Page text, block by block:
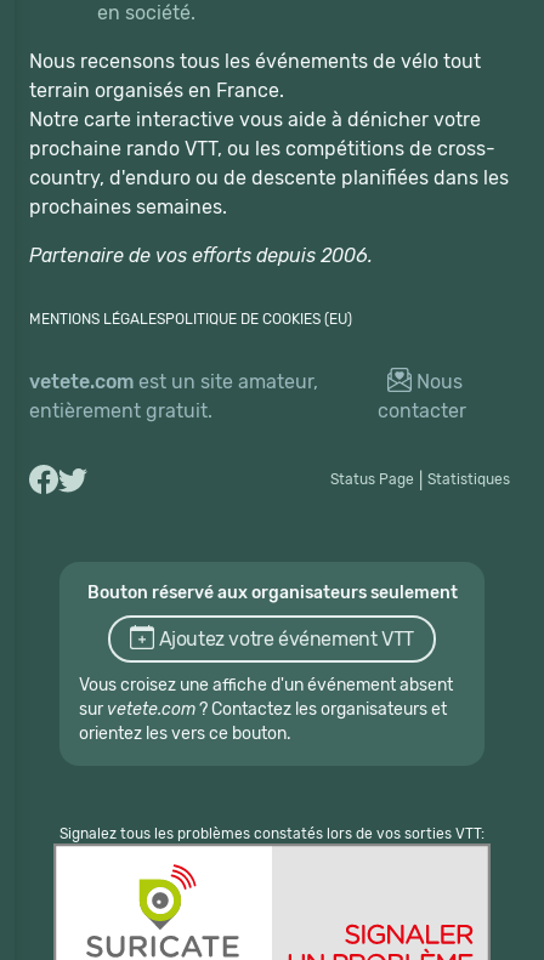
en société.
Nous recensons tous les événements de vélo tout
terrain organisés en France.
Notre carte interactive vous aide à dénicher votre
prochaine rando VTT, ou les compétitions de cross-
country, d'enduro ou de descente planifiées dans les
prochaines semaines.
Partenaire de vos efforts depuis 2006.
MENTIONS LÉGALESPOLITIQUE DE COOKIES (EU)
vetete.com est un site amateur,
entièrement gratuit.
Nous
contacter
Status Page Statistiques
Bouton réservé aux organisateurs seulement
Ajoutez votre événement VTT
Vous croisez une affiche d'un événement absent
sur vetete.com? Contactez les organisateurs et
orientez les vers ce bouton.
Signalez tous les problèmes constatés lors de vos sorties VTT: